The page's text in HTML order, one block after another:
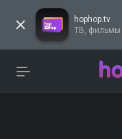
hophop.tv
ТВ, фильмы